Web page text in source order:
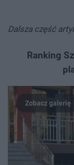
Dalsza część
Ranking